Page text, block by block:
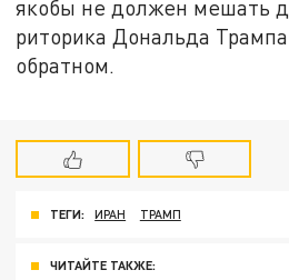
якобы не должен мешать
риторика Дональда Трампа
обратном.
ТЕГИ: ИРАН ТРАМП
ЧИТАЙТЕ ТАКЖЕ: